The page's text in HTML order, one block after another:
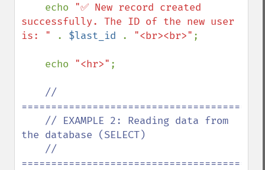
    echo
"✅ New record created
successfully. The ID of the new user
is: "
. $last_id . "<br><br>" ;
    echo
"<hr>" ;
//
the database (SELECT)